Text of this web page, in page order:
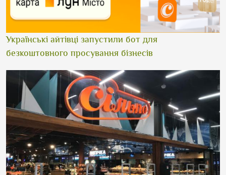
Українські айтівці запустили бот для
безкоштовного просування бізнесів